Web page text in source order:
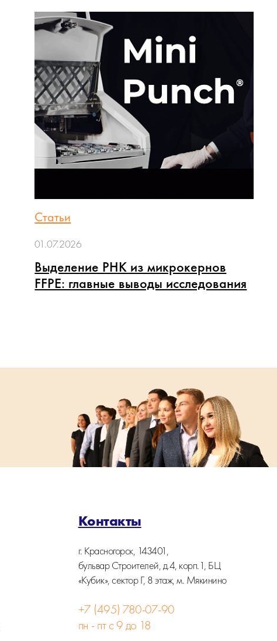
Статьи
01.07.2026
Выделение РНК из микрокернов
FFPE: главные выводы исследования
Контакты
г. Красногорск, 143401,
бульвар Строителей, д.4, корп.1, БЦ
«Кубик», сектор Г, 8 этаж, м. Мякинино
+7 (495) 780-07-90
пн - пт с 9 до 18